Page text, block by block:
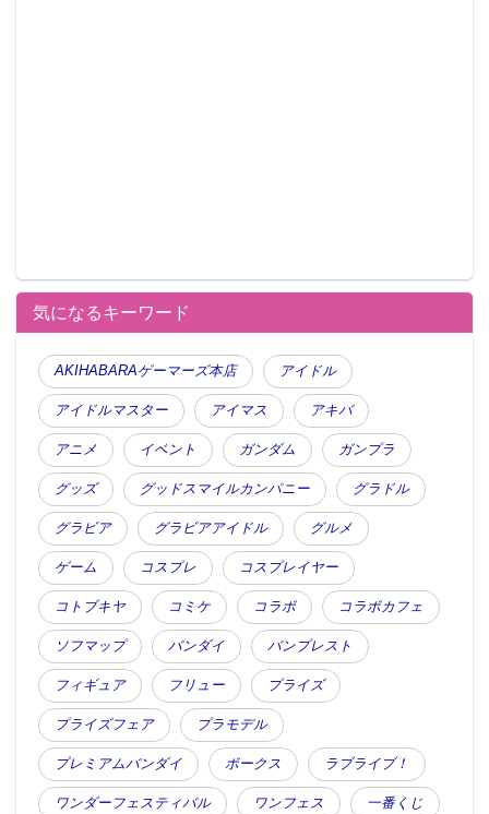
気になるキーワード
AKIHABARAゲーマーズ本店 アイドル
アイドルマスター アイマス アキバ
アニメ イベント ガンダム ガンプラ
グッズ グッドスマイルカンパニー グラドル
グラビア グラビアアイドル グルメ
ゲーム コスプレ コスプレイヤー
コトブキヤ コミケ コラボ コラボカフェ
ソフマップ バンダイ バンプレスト
フィギュア フリュー プライズ
プライズフェア プラモデル
プレミアムバンダイ ボークス ラブライブ！
ワンダーフェスティバル ワンフェス 一番くじ